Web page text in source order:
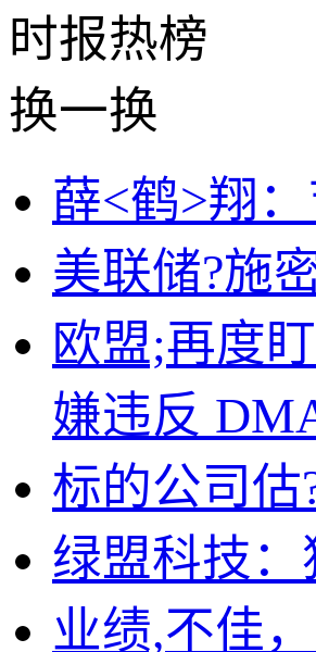
时报热榜
换一换
薛<鹤>翔
美联储?施
欧盟;再度
嫌违反
标的公司估
绿盟科技
业绩,不佳